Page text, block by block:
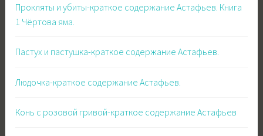
Прокляты и убиты-краткое содержание Астафьев. Книга
1 Чёртова яма.
Пастух и пастушка-краткое содержание Астафьев.
Людочка-краткое содержание Астафьев.
Конь с розовой гривой-краткое содержание Астафьев